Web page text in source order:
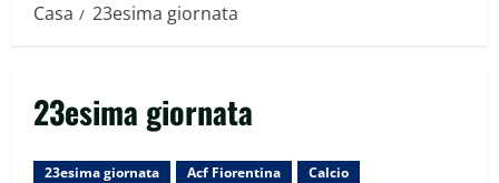
Casa 23esima giornata
23esima giornata
23esima giornata Acf Fiorentina
Calcio